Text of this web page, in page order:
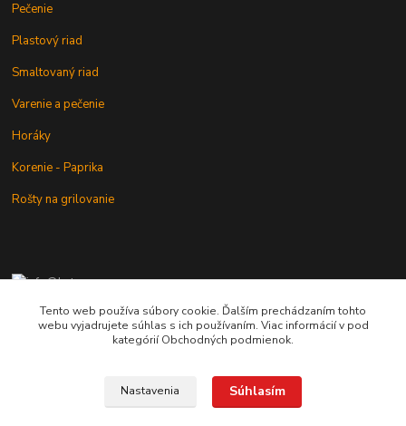
Pečenie
Plastový riad
Smaltovaný riad
Varenie a pečenie
Horáky
Korenie - Paprika
Rošty na grilovanie
+421 902 212 007
od 8:00 - do 16:00 hod
Tento web používa súbory cookie. Ďalším prechádzaním tohto
webu vyjadrujete súhlas s ich používaním. Viac informácií v pod
kategórií Obchodných podmienok.
Nastavenia Súhlasím